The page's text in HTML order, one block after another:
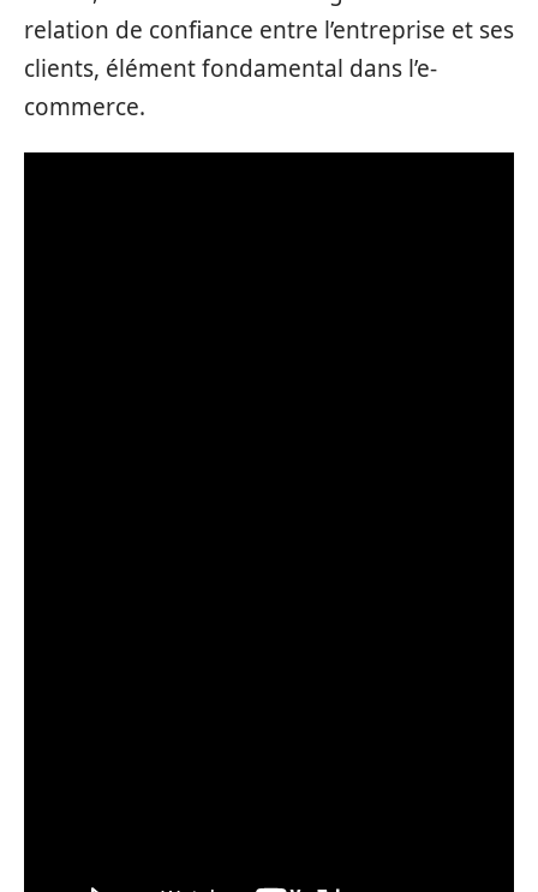
relation de confiance entre l’entreprise et ses
clients, élément fondamental dans l’e-
commerce.